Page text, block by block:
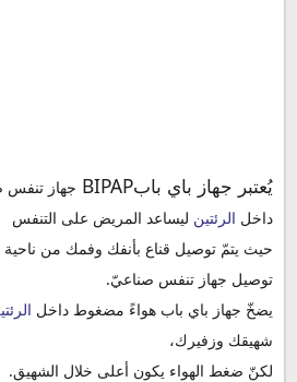
يُعتبر جهاز باي بابBIPAP جهاز تنفس
داخل الرئتين ليساعد المريض على التنفس
حيث يتمّ توصيل قناع بأنفك وفمك من ناحية
توصيل جهاز تنفس صناعيّ.
يضخّ جهاز باي باب هواءً مضغوط داخل
شهيقك وزفيرك،
لكنّ ضغط الهواء يكون أعلى خلال الشهيق.